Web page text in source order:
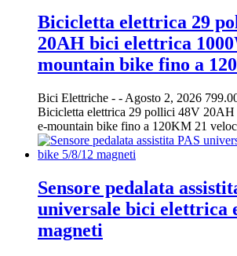
Bicicletta elettrica 29
20AH bici elettrica
mountain bike fino a
Bici Elettriche - - Agosto 2, 2026
Bicicletta elettrica 29 pollici 48V
e-mountain bike fino a 120KM 21
Sensore pedalata
universale bici elettrica
magneti